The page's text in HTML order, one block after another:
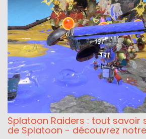
Splatoon Raiders : tout savoir
de Splatoon - découvrez